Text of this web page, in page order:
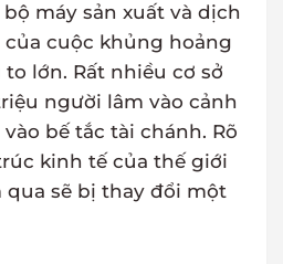
máy sản xuất và dịch
cuộc khủng hoảng
lớn. Rất nhiều cơ sở
người lâm vào cảnh
bế tắc tài chánh. Rõ
kinh tế của thế giới
sẽ bị thay đổi một